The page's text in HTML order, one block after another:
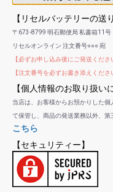
【リセルバッテリーの送
〒673-8799 明石郵便局 私書箱11号
リセルオンライン 注文番号○○○ 宛
【必ずお申し込み後にご発送くださ
【注文番号を必ずお書き添えくださ
【個人情報のお取り扱い
当店は、お客様からお預かりした
て保管し、商品の発送業務以外、
こちら
【セキュリティー】